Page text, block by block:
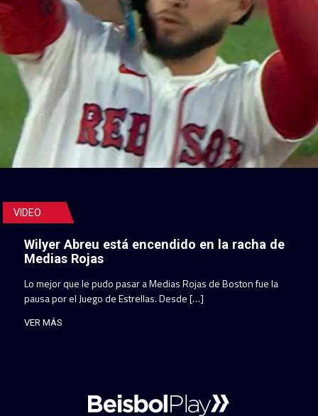
VIDEO
Wilyer Abreu está encendido en la racha de
Medias Rojas
Lo mejor que le pudo pasar a Medias Rojas de Boston fue la
pausa por el Juego de Estrellas. Desde […]
VER MÁS